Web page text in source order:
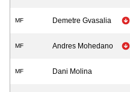
MF Demetre Gvasalia
MF Andres Mohedano
MF Dani Molina